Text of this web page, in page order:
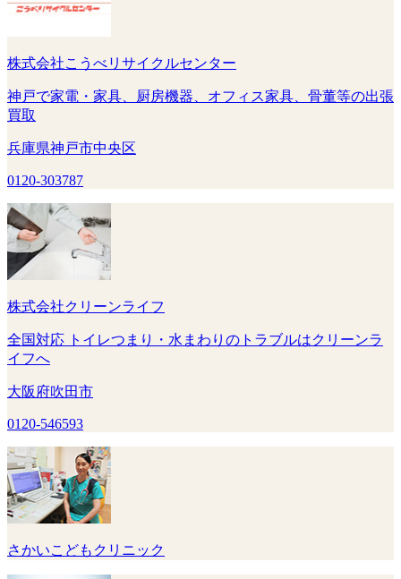
株式会社こうべリサイクルセンター
神戸で家電・家具、厨房機器、オフィス家具、骨董等の出張
買取
兵庫県神戸市中央区
0120-303787
株式会社クリーンライフ
全国対応 トイレつまり・水まわりのトラブルはクリーンラ
イフへ
大阪府吹田市
0120-546593
さかいこどもクリニック